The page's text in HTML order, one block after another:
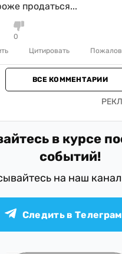
продаться...
0
Цитировать
ВСЕ КОММЕНТАРИИ
в курсе
событий!
на наш канал
Следить в